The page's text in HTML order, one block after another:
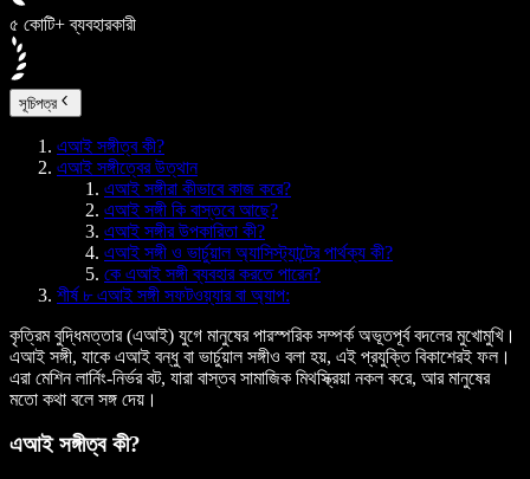
৫ কোটি+ ব্যবহারকারী
সূচিপত্র
এআই সঙ্গীত্ব কী?
এআই সঙ্গীত্বের উত্থান
এআই সঙ্গীরা কীভাবে কাজ করে?
এআই সঙ্গী কি বাস্তবে আছে?
এআই সঙ্গীর উপকারিতা কী?
এআই সঙ্গী ও ভার্চুয়াল অ্যাসিস্ট্যান্টের পার্থক্য কী?
কে এআই সঙ্গী ব্যবহার করতে পারেন?
শীর্ষ ৮ এআই সঙ্গী সফটওয়্যার বা অ্যাপ:
কৃত্রিম বুদ্ধিমত্তার (এআই) যুগে মানুষের পারস্পরিক সম্পর্ক অভূতপূর্ব বদলের মুখোমুখি।
এআই সঙ্গী, যাকে এআই বন্ধু বা ভার্চুয়াল সঙ্গীও বলা হয়, এই প্রযুক্তি বিকাশেরই ফল।
এরা মেশিন লার্নিং-নির্ভর বট, যারা বাস্তব সামাজিক মিথস্ক্রিয়া নকল করে, আর মানুষের
মতো কথা বলে সঙ্গ দেয়।
এআই সঙ্গীত্ব কী?